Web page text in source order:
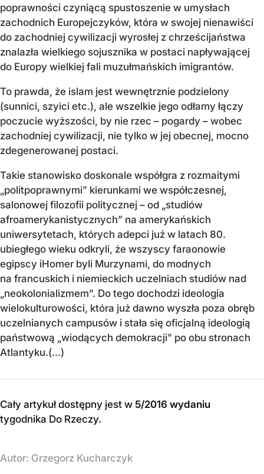
poprawności czyniącą spustoszenie w umysłach
zachodnich Europejczyków, która w swojej nienawiści
do zachodniej cywilizacji wyrosłej z chrześcijaństwa
znalazła wielkiego sojusznika w postaci napływającej
do Europy wielkiej fali muzułmańskich imigrantów.
To prawda, że islam jest wewnętrznie podzielony
(sunnici, szyici etc.), ale wszelkie jego odłamy łączy
poczucie wyższości, by nie rzec – pogardy – wobec
zachodniej cywilizacji, nie tylko w jej obecnej, mocno
zdegenerowanej postaci.
Takie stanowisko doskonale współgra z rozmaitymi
„politpoprawnymi” kierunkami we współczesnej,
salonowej filozofii politycznej – od „studiów
afroamerykanistycznych” na amerykańskich
uniwersytetach, których adepci już w latach 80.
ubiegłego wieku odkryli, że wszyscy faraonowie
egipscy iHomer byli Murzynami, do modnych
na francuskich i niemieckich uczelniach studiów nad
„neokolonializmem”. Do tego dochodzi ideologia
wielokulturowości, która już dawno wyszła poza obręb
uczelnianych campusów i stała się oficjalną ideologią
państwową „wiodących demokracji” po obu stronach
Atlantyku.(...)
Cały artykuł dostępny jest w 5/2016 wydaniu
tygodnika Do Rzeczy.
Autor: Grzegorz Kucharczyk